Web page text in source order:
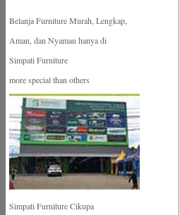
Belanja Furniture Murah, Lengkap,
Aman, dan Nyaman hanya di
Simpati Furniture
more special than others
Simpati Furniture Cikupa